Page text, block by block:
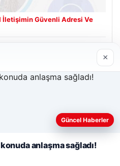
İletişimin Güvenli Adresi Ve
daha iyi anlayabilmek,
×
Güncel Haberler
anlaşma sağladı!